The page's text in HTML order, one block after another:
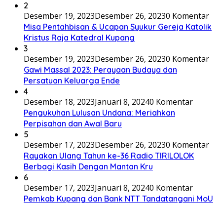
2
Desember 19, 2023Desember 26, 20230 Komentar
Misa Pentahbisan & Ucapan Syukur Gereja Katolik
Kristus Raja Katedral Kupang
3
Desember 19, 2023Desember 26, 20230 Komentar
Gawi Massal 2023: Perayaan Budaya dan
Persatuan Keluarga Ende
4
Desember 18, 2023Januari 8, 20240 Komentar
Pengukuhan Lulusan Undana: Meriahkan
Perpisahan dan Awal Baru
5
Desember 17, 2023Desember 26, 20230 Komentar
Rayakan Ulang Tahun ke-36 Radio TIRILOLOK
Berbagi Kasih Dengan Mantan Kru
6
Desember 17, 2023Januari 8, 20240 Komentar
Pemkab Kupang dan Bank NTT Tandatangani MoU